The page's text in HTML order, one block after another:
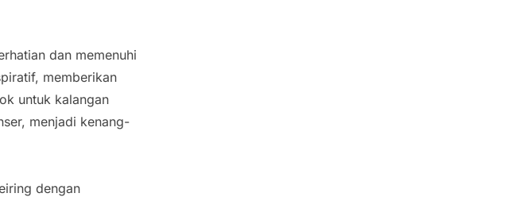
dan memenuhi
memberikan
untuk kalangan
menjadi kenang-
dengan